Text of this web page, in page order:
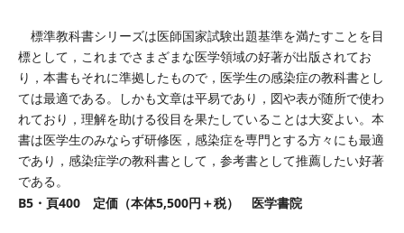
標準教科書シリーズは医師国家試験出題基準を満たすことを目
標として，これまでさまざまな医学領域の好著が出版されてお
り，本書もそれに準拠したもので，医学生の感染症の教科書とし
ては最適である。しかも文章は平易であり，図や表が随所で使わ
れており，理解を助ける役目を果たしていることは大変よい。本
書は医学生のみならず研修医，感染症を専門とする方々にも最適
であり，感染症学の教科書として，参考書として推薦したい好著
である。
B5・頁400 定価（本体5,500円＋税） 医学書院